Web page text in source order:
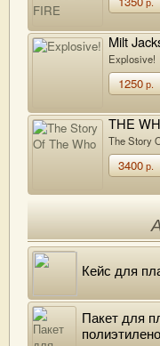
Milt
Jazz
Explosive!
1250р.
THE
The Story
3400р.
Кейс для
Пакет для